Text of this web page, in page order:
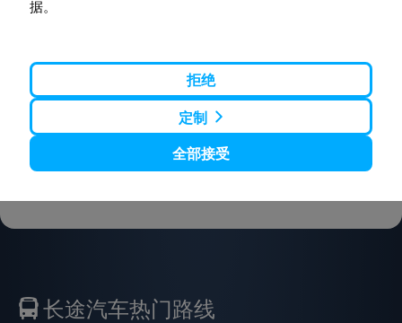
惠。 订阅接收新消息，和我们一起旅行更便宜！
订阅
长途汽车热门路线
据。
拒绝
定制
全部接受